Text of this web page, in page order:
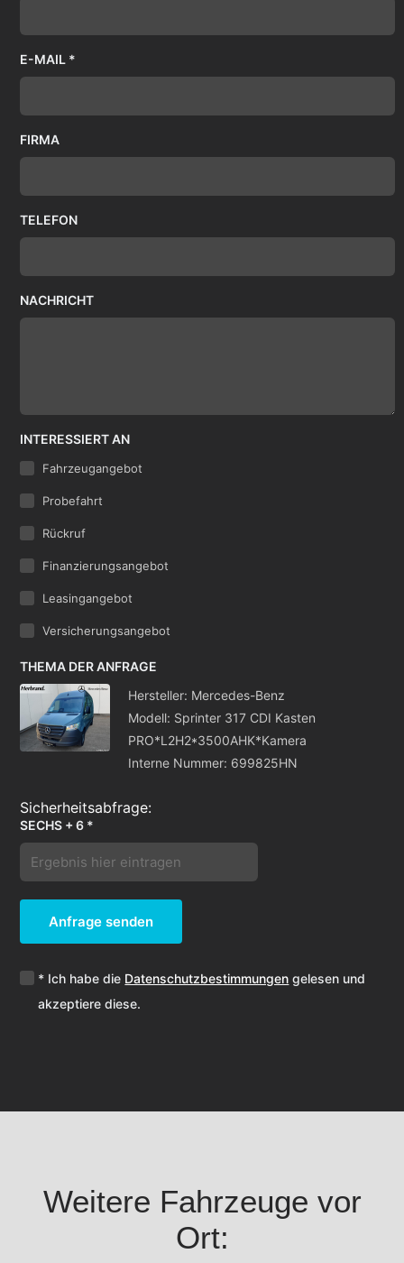
E-MAIL *
FIRMA
TELEFON
NACHRICHT
INTERESSIERT AN
Fahrzeugangebot
Probefahrt
Rückruf
Finanzierungsangebot
Leasingangebot
Versicherungsangebot
THEMA DER ANFRAGE
Hersteller: Mercedes-Benz
Modell: Sprinter 317 CDI Kasten
PRO*L2H2*3500AHK*Kamera
Interne Nummer: 699825HN
SECHS + 6 *
Anfrage senden
* Ich habe die Datenschutzbestimmungen gelesen und
akzeptiere diese.
Weitere Fahrzeuge vor
Ort: